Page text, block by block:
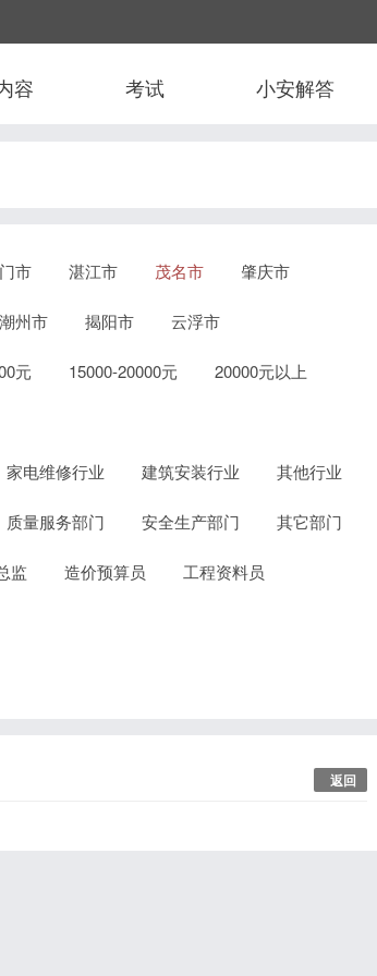
容 考试 小安解答
市 湛江市 茂名市 肇庆市
潮州市 揭阳市 云浮市
元 15000-20000元 20000元以上
家电维修行业 建筑安装行业 其他行业
质量服务部门 安全生产部门 其它部门
监 造价预算员 工程资料员
返回